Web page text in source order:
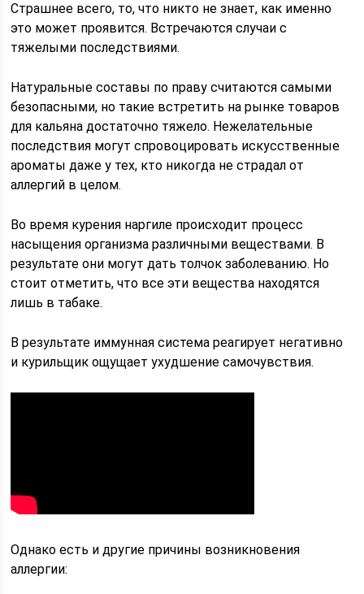
Страшнее всего, то, что никто не знает, как именно
это может проявится. Встречаются случаи с
тяжелыми последствиями.
Натуральные составы по праву считаются самыми
безопасными, но такие встретить на рынке товаров
для кальяна достаточно тяжело. Нежелательные
последствия могут спровоцировать искусственные
ароматы даже у тех, кто никогда не страдал от
аллергий в целом.
Во время курения наргиле происходит процесс
насыщения организма различными веществами. В
результате они могут дать толчок заболеванию. Но
стоит отметить, что все эти вещества находятся
лишь в табаке.
В результате иммунная система реагирует негативно
и курильщик ощущает ухудшение самочувствия.
Однако есть и другие причины возникновения
аллергии: